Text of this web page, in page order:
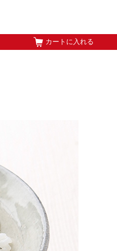
カートに入れる